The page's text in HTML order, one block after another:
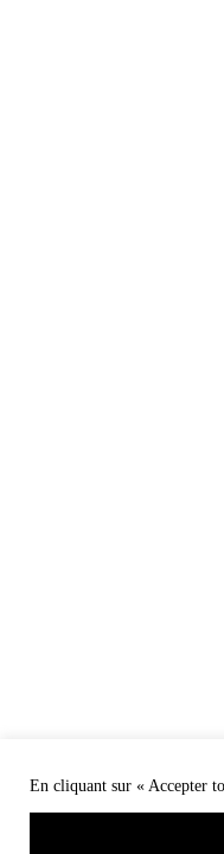
En cliquant sur « Accepter